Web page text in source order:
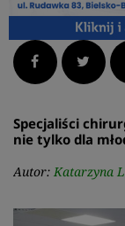
Facebook
Specjaliści
nie tylko dla
Autor: Katarzyna